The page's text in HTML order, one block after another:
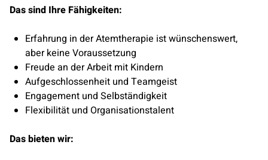
Das sind Ihre Fähigkeiten:
Erfahrung in der Atemtherapie ist wünschenswert,
aber keine Voraussetzung
Freude an der Arbeit mit Kindern
Aufgeschlossenheit und Teamgeist
Engagement und Selbständigkeit
Flexibilität und Organisationstalent
Das bieten wir: